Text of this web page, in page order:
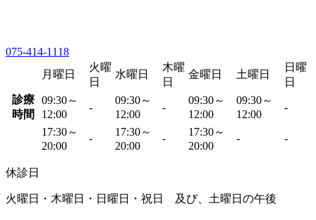
075-414-1118
月曜日
火曜
日
水曜日
木曜
日
金曜日 土曜日
日曜
日
診療
時間
09:30～
12:00
-
09:30～
12:00
-
09:30～
12:00
09:30～
12:00
-
17:30～
20:00
-
17:30～
20:00
-
17:30～
20:00
- -
休診日
火曜日・木曜日・日曜日・祝日 及び、土曜日の午後